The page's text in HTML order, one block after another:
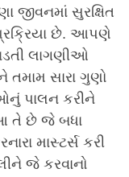
સુરક્ષિત
છે. આપણે
લાગણીઓ
તમામ સારા ગુણો
પાલન કરીને
તે છે જે બધા
માસ્ટર્સ કરી
જે કરવાનો